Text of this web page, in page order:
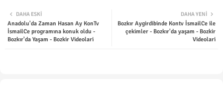
ter tsap
DAHA YENI
Bozkır Aygirdibinde Kontv İsmailCe ile
çekimler - Bozkır'da yaşam - Bozkir
Videolari
DAHA ESKI
Anadolu'da Zaman Hasan Ay KonTv
İsmailCe programına konuk oldu -
Bozkır'da Yaşam - Bozkir Videolari